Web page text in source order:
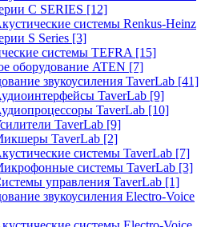
C SERIES [12]
системы Renkus-Heinz
S Series [3]
системы TEFRA [15]
оборудование ATEN [7]
звукоусиления TaverLab [41]
TaverLab [9]
TaverLab [10]
TaverLab [9]
TaverLab [2]
системы TaverLab [7]
системы TaverLab [3]
управления TaverLab [1]
звукоусиления Electro-Voice